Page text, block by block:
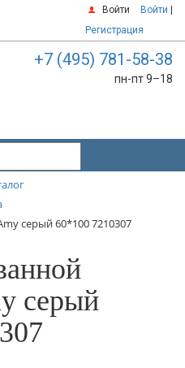
Войти Войти
Регистрация
+7 (495) 781-58-38
пн-пт 9–18
серый 60*100 7210307
серый